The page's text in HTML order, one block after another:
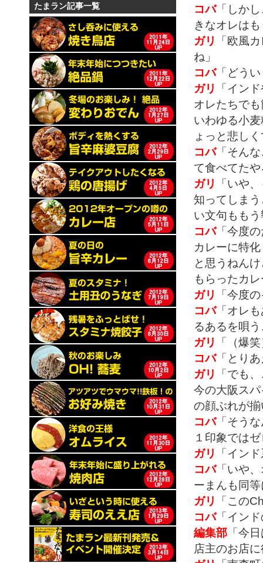
たまラン記事一覧
コバ「しか
きなオレは
ガリ
「欧風
ね」
コバ「どう
ガリ
「イン
オレたちで
いわゆる小
ょっと悲し
コバ「そん
て食べてた
ガリ
「いや
知ってしま
い文句もも
コバ「今度
カレーに特
と思うねん
もらったカ
ガリ
「今度
コバ「オレ
るあるを唄
ガリ
「（爆
コバ「とり
ガリ
「でも
今の大阪ス
の顔ぶれが
コバ「そう
１印象では
ガリ
「イン
コバ「いや
ーまんも同
ガリ
「この
コバ「イン
編集部 「今
店主のお店